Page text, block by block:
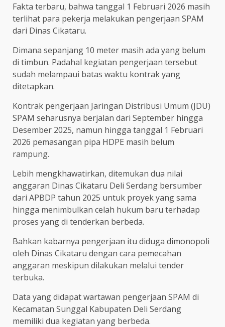
Fakta terbaru, bahwa tanggal 1 Februari 2026 masih
terlihat para pekerja melakukan pengerjaan SPAM
dari Dinas Cikataru.
Dimana sepanjang 10 meter masih ada yang belum
di timbun. Padahal kegiatan pengerjaan tersebut
sudah melampaui batas waktu kontrak yang
ditetapkan.
Kontrak pengerjaan Jaringan Distribusi Umum (JDU)
SPAM seharusnya berjalan dari September hingga
Desember 2025, namun hingga tanggal 1 Februari
2026 pemasangan pipa HDPE masih belum
rampung.
Lebih mengkhawatirkan, ditemukan dua nilai
anggaran Dinas Cikataru Deli Serdang bersumber
dari APBDP tahun 2025 untuk proyek yang sama
hingga menimbulkan celah hukum baru terhadap
proses yang di tenderkan berbeda.
Bahkan kabarnya pengerjaan itu diduga dimonopoli
oleh Dinas Cikataru dengan cara pemecahan
anggaran meskipun dilakukan melalui tender
terbuka.
Data yang didapat wartawan pengerjaan SPAM di
Kecamatan Sunggal Kabupaten Deli Serdang
memiliki dua kegiatan yang berbeda.